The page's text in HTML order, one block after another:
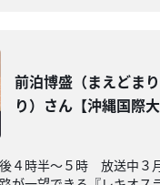
前泊博盛（まえどま
り）さん【沖縄国際大
４時半～５時 放送中３